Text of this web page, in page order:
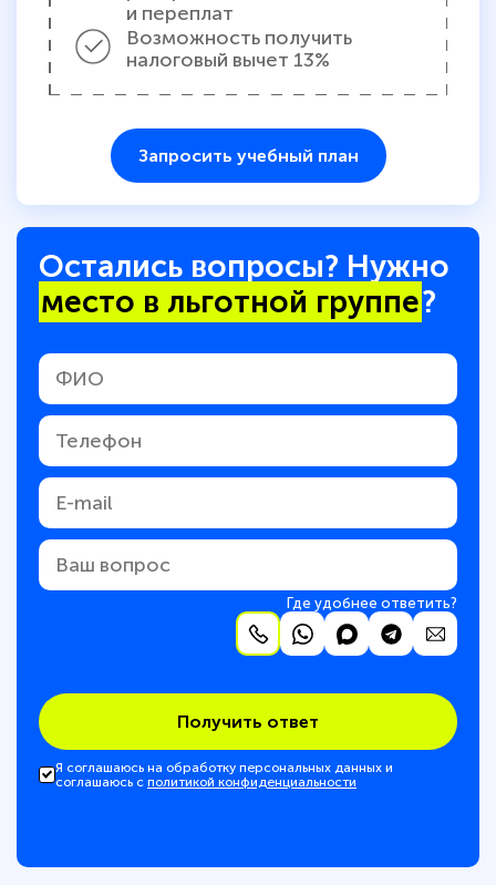
и переплат
Возможность получить
налоговый вычет 13%
Запросить учебный план
Остались вопросы? Нужно
место в льготной группе?
Где удобнее ответить?
Получить ответ
Я соглашаюсь на обработку персональных данных и
соглашаюсь с политикой конфиденциальности